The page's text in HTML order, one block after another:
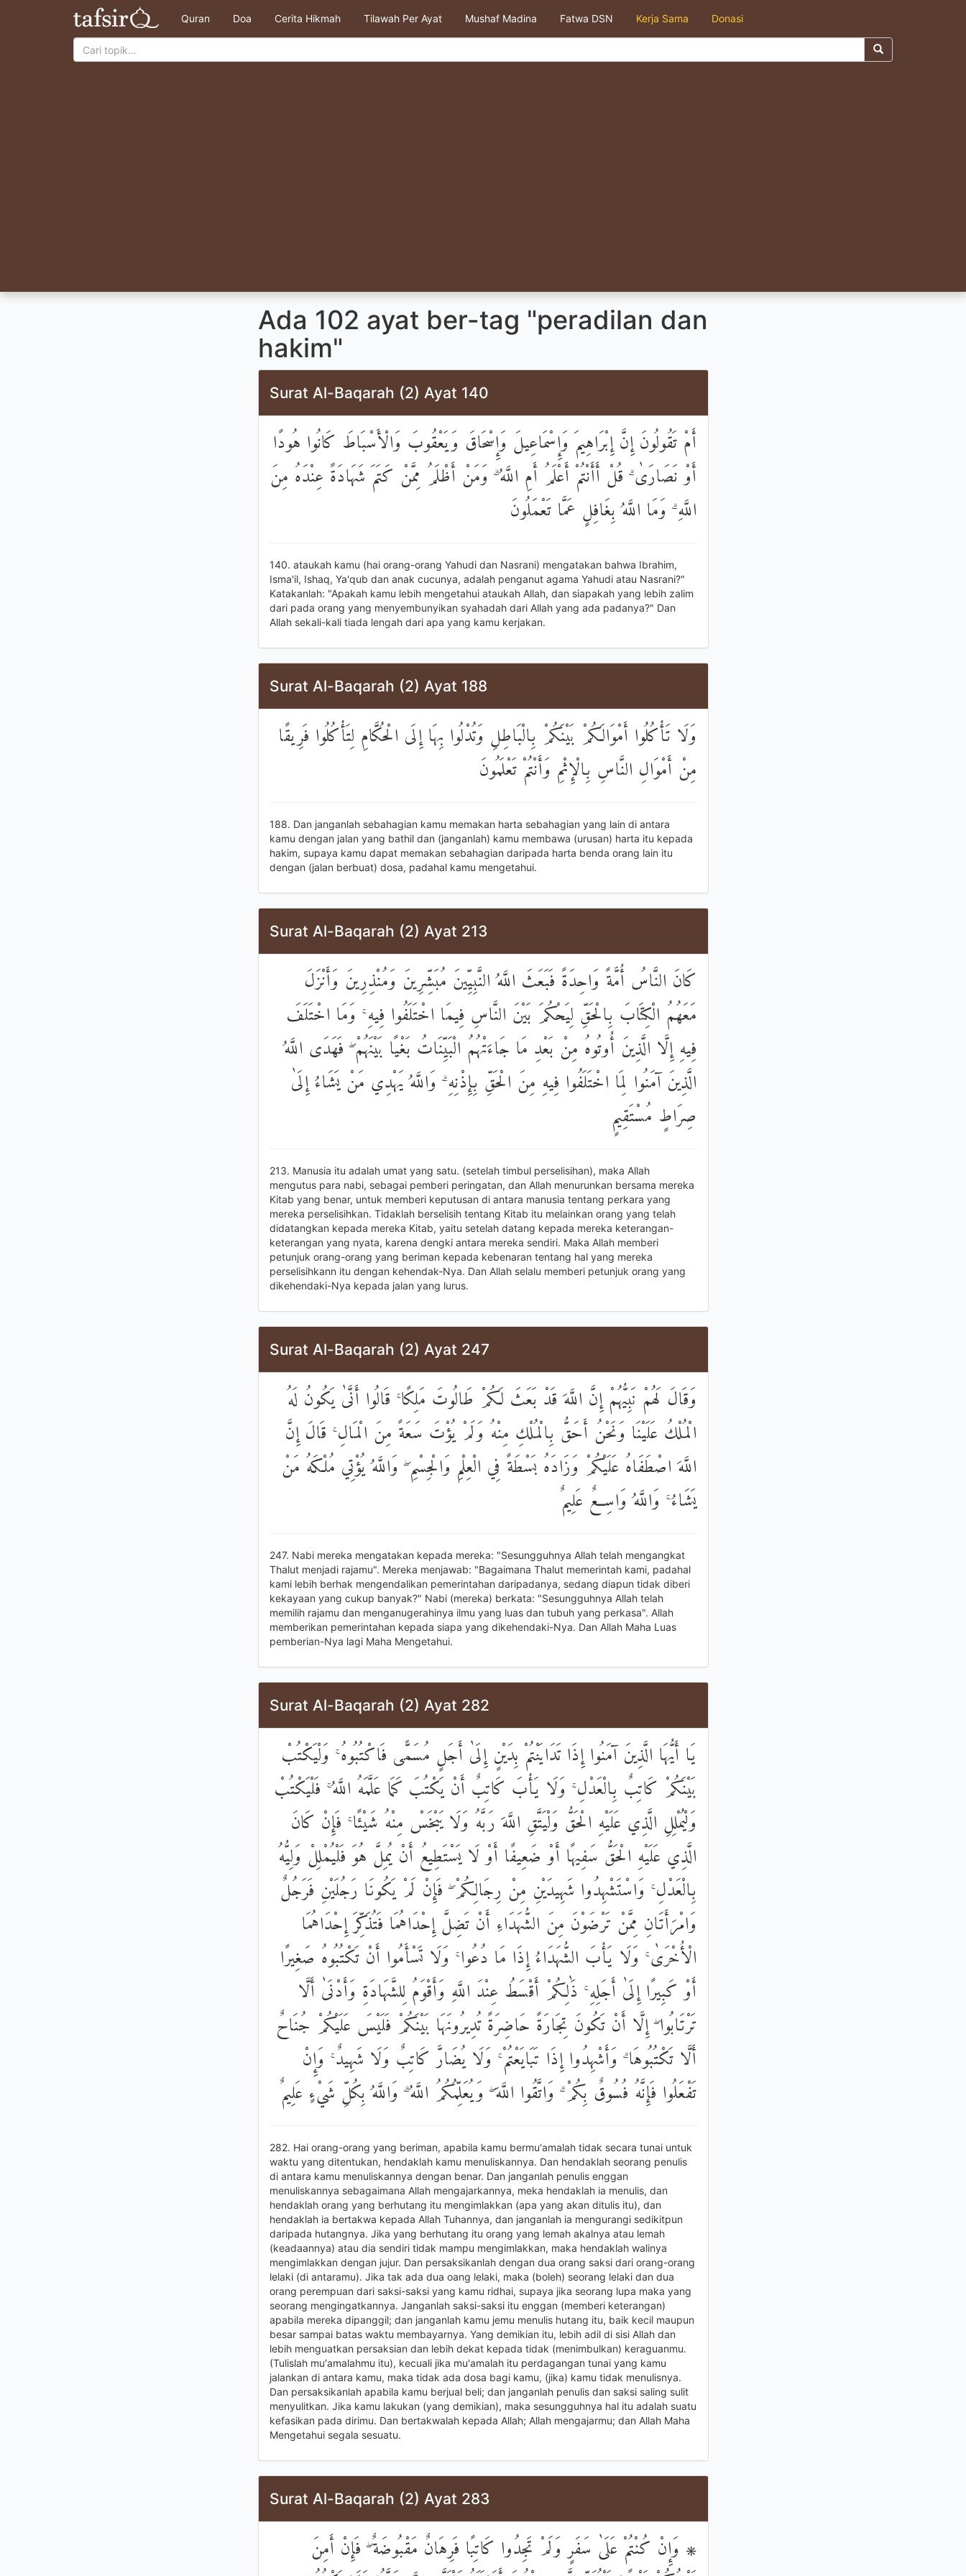
Quran Doa Cerita Hikmah Tilawah Per Ayat Mushaf Madina Fatwa DSN Kerja Sama Donasi
Ada 102 ayat ber-tag "peradilan dan
hakim"
Surat Al-Baqarah (2) Ayat 140
أَمْ تَقُولُونَ إِنَّ إِبْرَاهِيمَ وَإِسْمَاعِيلَ وَإِسْحَاقَ وَيَعْقُوبَ وَالْأَسْبَاطَ كَانُوا هُودًا
أَوْ نَصَارَىٰ ۗ قُلْ أَأَنْتُمْ أَعْلَمُ أَمِ اللَّهُ ۗ وَمَنْ أَظْلَمُ مِمَّنْ كَتَمَ شَهَادَةً عِنْدَهُ مِنَ
اللَّهِ ۗ وَمَا اللَّهُ بِغَافِلٍ عَمَّا تَعْمَلُونَ
140. ataukah kamu (hai orang-orang Yahudi dan Nasrani) mengatakan bahwa Ibrahim,
Isma'il, Ishaq, Ya'qub dan anak cucunya, adalah penganut agama Yahudi atau Nasrani?"
Katakanlah: "Apakah kamu lebih mengetahui ataukah Allah, dan siapakah yang lebih zalim
dari pada orang yang menyembunyikan syahadah dari Allah yang ada padanya?" Dan
Allah sekali-kali tiada lengah dari apa yang kamu kerjakan.
Surat Al-Baqarah (2) Ayat 188
وَلَا تَأْكُلُوا أَمْوَالَكُمْ بَيْنَكُمْ بِالْبَاطِلِ وَتُدْلُوا بِهَا إِلَى الْحُكَّامِ لِتَأْكُلُوا فَرِيقًا
مِنْ أَمْوَالِ النَّاسِ بِالْإِثْمِ وَأَنْتُمْ تَعْلَمُونَ
188. Dan janganlah sebahagian kamu memakan harta sebahagian yang lain di antara
kamu dengan jalan yang bathil dan (janganlah) kamu membawa (urusan) harta itu kepada
hakim, supaya kamu dapat memakan sebahagian daripada harta benda orang lain itu
dengan (jalan berbuat) dosa, padahal kamu mengetahui.
Surat Al-Baqarah (2) Ayat 213
كَانَ النَّاسُ أُمَّةً وَاحِدَةً فَبَعَثَ اللَّهُ النَّبِيِّينَ مُبَشِّرِينَ وَمُنْذِرِينَ وَأَنْزَلَ
مَعَهُمُ الْكِتَابَ بِالْحَقِّ لِيَحْكُمَ بَيْنَ النَّاسِ فِيمَا اخْتَلَفُوا فِيهِ ۚ وَمَا اخْتَلَفَ
فِيهِ إِلَّا الَّذِينَ أُوتُوهُ مِنْ بَعْدِ مَا جَاءَتْهُمُ الْبَيِّنَاتُ بَغْيًا بَيْنَهُمْ ۖ فَهَدَى اللَّهُ
الَّذِينَ آمَنُوا لِمَا اخْتَلَفُوا فِيهِ مِنَ الْحَقِّ بِإِذْنِهِ ۗ وَاللَّهُ يَهْدِي مَنْ يَشَاءُ إِلَىٰ
صِرَاطٍ مُسْتَقِيمٍ
213. Manusia itu adalah umat yang satu. (setelah timbul perselisihan), maka Allah
mengutus para nabi, sebagai pemberi peringatan, dan Allah menurunkan bersama mereka
Kitab yang benar, untuk memberi keputusan di antara manusia tentang perkara yang
mereka perselisihkan. Tidaklah berselisih tentang Kitab itu melainkan orang yang telah
didatangkan kepada mereka Kitab, yaitu setelah datang kepada mereka keterangan-
keterangan yang nyata, karena dengki antara mereka sendiri. Maka Allah memberi
petunjuk orang-orang yang beriman kepada kebenaran tentang hal yang mereka
perselisihkann itu dengan kehendak-Nya. Dan Allah selalu memberi petunjuk orang yang
dikehendaki-Nya kepada jalan yang lurus.
Surat Al-Baqarah (2) Ayat 247
وَقَالَ لَهُمْ نَبِيُّهُمْ إِنَّ اللَّهَ قَدْ بَعَثَ لَكُمْ طَالُوتَ مَلِكًا ۚ قَالُوا أَنَّىٰ يَكُونُ لَهُ
الْمُلْكُ عَلَيْنَا وَنَحْنُ أَحَقُّ بِالْمُلْكِ مِنْهُ وَلَمْ يُؤْتَ سَعَةً مِنَ الْمَالِ ۚ قَالَ إِنَّ
اللَّهَ اصْطَفَاهُ عَلَيْكُمْ وَزَادَهُ بَسْطَةً فِي الْعِلْمِ وَالْجِسْمِ ۖ وَاللَّهُ يُؤْتِي مُلْكَهُ مَنْ
يَشَاءُ ۚ وَاللَّهُ وَاسِعٌ عَلِيمٌ
247. Nabi mereka mengatakan kepada mereka: "Sesungguhnya Allah telah mengangkat
Thalut menjadi rajamu". Mereka menjawab: "Bagaimana Thalut memerintah kami, padahal
kami lebih berhak mengendalikan pemerintahan daripadanya, sedang diapun tidak diberi
kekayaan yang cukup banyak?" Nabi (mereka) berkata: "Sesungguhnya Allah telah
memilih rajamu dan menganugerahinya ilmu yang luas dan tubuh yang perkasa". Allah
memberikan pemerintahan kepada siapa yang dikehendaki-Nya. Dan Allah Maha Luas
pemberian-Nya lagi Maha Mengetahui.
Surat Al-Baqarah (2) Ayat 282
يَا أَيُّهَا الَّذِينَ آمَنُوا إِذَا تَدَايَنْتُمْ بِدَيْنٍ إِلَىٰ أَجَلٍ مُسَمًّى فَاكْتُبُوهُ ۚ وَلْيَكْتُبْ
بَيْنَكُمْ كَاتِبٌ بِالْعَدْلِ ۚ وَلَا يَأْبَ كَاتِبٌ أَنْ يَكْتُبَ كَمَا عَلَّمَهُ اللَّهُ ۚ فَلْيَكْتُبْ
وَلْيُمْلِلِ الَّذِي عَلَيْهِ الْحَقُّ وَلْيَتَّقِ اللَّهَ رَبَّهُ وَلَا يَبْخَسْ مِنْهُ شَيْئًا ۚ فَإِنْ كَانَ
الَّذِي عَلَيْهِ الْحَقُّ سَفِيهًا أَوْ ضَعِيفًا أَوْ لَا يَسْتَطِيعُ أَنْ يُمِلَّ هُوَ فَلْيُمْلِلْ وَلِيُّهُ
بِالْعَدْلِ ۚ وَاسْتَشْهِدُوا شَهِيدَيْنِ مِنْ رِجَالِكُمْ ۖ فَإِنْ لَمْ يَكُونَا رَجُلَيْنِ فَرَجُلٌ
وَامْرَأَتَانِ مِمَّنْ تَرْضَوْنَ مِنَ الشُّهَدَاءِ أَنْ تَضِلَّ إِحْدَاهُمَا فَتُذَكِّرَ إِحْدَاهُمَا
الْأُخْرَىٰ ۚ وَلَا يَأْبَ الشُّهَدَاءُ إِذَا مَا دُعُوا ۚ وَلَا تَسْأَمُوا أَنْ تَكْتُبُوهُ صَغِيرًا
أَوْ كَبِيرًا إِلَىٰ أَجَلِهِ ۚ ذَٰلِكُمْ أَقْسَطُ عِنْدَ اللَّهِ وَأَقْوَمُ لِلشَّهَادَةِ وَأَدْنَىٰ أَلَّا
تَرْتَابُوا ۖ إِلَّا أَنْ تَكُونَ تِجَارَةً حَاضِرَةً تُدِيرُونَهَا بَيْنَكُمْ فَلَيْسَ عَلَيْكُمْ جُنَاحٌ
أَلَّا تَكْتُبُوهَا ۗ وَأَشْهِدُوا إِذَا تَبَايَعْتُمْ ۚ وَلَا يُضَارَّ كَاتِبٌ وَلَا شَهِيدٌ ۚ وَإِنْ
تَفْعَلُوا فَإِنَّهُ فُسُوقٌ بِكُمْ ۗ وَاتَّقُوا اللَّهَ ۖ وَيُعَلِّمُكُمُ اللَّهُ ۗ وَاللَّهُ بِكُلِّ شَيْءٍ عَلِيمٌ
282. Hai orang-orang yang beriman, apabila kamu bermu'amalah tidak secara tunai untuk
waktu yang ditentukan, hendaklah kamu menuliskannya. Dan hendaklah seorang penulis
di antara kamu menuliskannya dengan benar. Dan janganlah penulis enggan
menuliskannya sebagaimana Allah mengajarkannya, meka hendaklah ia menulis, dan
hendaklah orang yang berhutang itu mengimlakkan (apa yang akan ditulis itu), dan
hendaklah ia bertakwa kepada Allah Tuhannya, dan janganlah ia mengurangi sedikitpun
daripada hutangnya. Jika yang berhutang itu orang yang lemah akalnya atau lemah
(keadaannya) atau dia sendiri tidak mampu mengimlakkan, maka hendaklah walinya
mengimlakkan dengan jujur. Dan persaksikanlah dengan dua orang saksi dari orang-orang
lelaki (di antaramu). Jika tak ada dua oang lelaki, maka (boleh) seorang lelaki dan dua
orang perempuan dari saksi-saksi yang kamu ridhai, supaya jika seorang lupa maka yang
seorang mengingatkannya. Janganlah saksi-saksi itu enggan (memberi keterangan)
apabila mereka dipanggil; dan janganlah kamu jemu menulis hutang itu, baik kecil maupun
besar sampai batas waktu membayarnya. Yang demikian itu, lebih adil di sisi Allah dan
lebih menguatkan persaksian dan lebih dekat kepada tidak (menimbulkan) keraguanmu.
(Tulislah mu'amalahmu itu), kecuali jika mu'amalah itu perdagangan tunai yang kamu
jalankan di antara kamu, maka tidak ada dosa bagi kamu, (jika) kamu tidak menulisnya.
Dan persaksikanlah apabila kamu berjual beli; dan janganlah penulis dan saksi saling sulit
menyulitkan. Jika kamu lakukan (yang demikian), maka sesungguhnya hal itu adalah suatu
kefasikan pada dirimu. Dan bertakwalah kepada Allah; Allah mengajarmu; dan Allah Maha
Mengetahui segala sesuatu.
Surat Al-Baqarah (2) Ayat 283
۞ وَإِنْ كُنْتُمْ عَلَىٰ سَفَرٍ وَلَمْ تَجِدُوا كَاتِبًا فَرِهَانٌ مَقْبُوضَةٌ ۖ فَإِنْ أَمِنَ